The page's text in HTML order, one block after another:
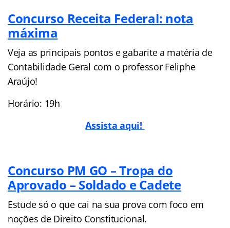
Concurso Receita Federal: nota
máxima
Veja as principais pontos e gabarite a matéria de
Contabilidade Geral com o professor Feliphe
Araújo!
Horário: 19h
Assista aqui!
Concurso PM GO – Tropa do
Aprovado – Soldado e Cadete
Estude só o que cai na sua prova com foco em
noções de Direito Constitucional.